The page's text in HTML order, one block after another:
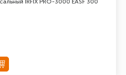
IRFIX PRO-3000 EASF 300